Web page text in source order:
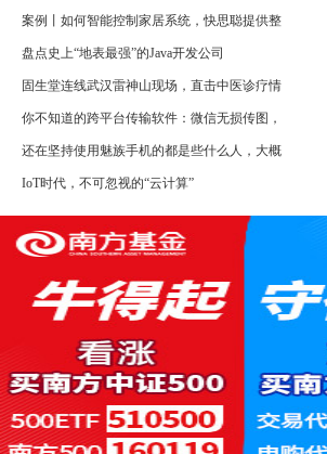
案例丨如何智能控制家居系统，快思聪提供整
盘点史上“地表最强”的Java开发公司
固生堂连线武汉雷神山现场，直击中医诊疗情
你不知道的跨平台传输软件：微信无损传图，
还在坚持使用魅族手机的都是些什么人，大概
IoT时代，不可忽视的“云计算”